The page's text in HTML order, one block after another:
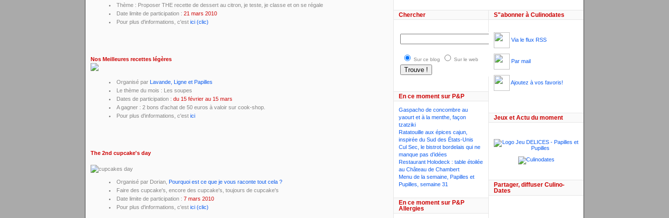
Thème : Proposer THE recette de dessert au citron, je teste, je classe et on se régale
Date limite de participation : 21 mars 2010
Pour plus d'informations, c'est ici (clic)
Nos Meilleures recettes légères
Organisé par Lavande, Ligne et Papilles
Le thème du mois : Les soupes
Dates de participation : du 15 février au 15 mars
A gagner : 2 bons d'achat de 50 euros à valoir sur cook-shop.
Pour plus d'informations, c'est ici
The 2nd cupcake's day
Organisé par Dorian, Pourquoi est ce que je vous raconte tout cela ?
Faire des cupcake's, encore des cupcake's, toujours de cupcake's
Date limite de participation : 7 mars 2010
Pour plus d'informations, c'est ici (clic)
Chercher
Sur ce blog Sur le web
En ce moment sur P&P
Gaspacho de concombre au
yaourt et à la menthe, façon
tzatziki
Ratatouille aux épices cajun,
inspirée du Sud des États-Unis
Cul Sec, le bistrot bordelais qui ne
manque pas d’idées
Restaurant Holodeck : table étoilée
au Château de Chambert
Menu de la semaine, Papilles et
Pupilles, semaine 31
En ce moment sur P&P
Allergies
S"abonner à Culinodates
Via le flux RSS
Par mail
Ajoutez à vos favoris!
Jeux et Actu du moment
Partager, diffuser Culino-
Dates